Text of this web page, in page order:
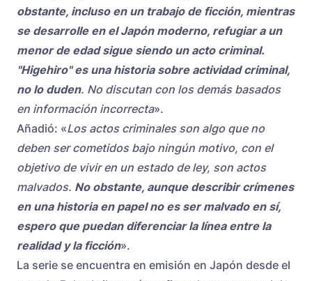
obstante, incluso en un trabajo de ficción, mientras
se desarrolle en el Japón moderno, refugiar a un
menor de edad sigue siendo un acto criminal.
"Higehiro" es una historia sobre actividad criminal,
no lo duden. No discutan con los demás basados
en información incorrecta».
Añadió: «Los actos criminales son algo que no
deben ser cometidos bajo ningún motivo, con el
objetivo de vivir en un estado de ley, son actos
malvados. No obstante, aunque describir crímenes
en una historia en papel no es ser malvado en sí,
espero que puedan diferenciar la línea entre la
realidad y la ficción».
La serie se encuentra en emisión en Japón desde el